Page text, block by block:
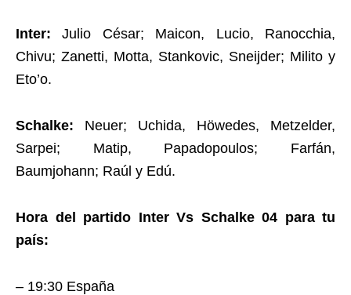
Inter: Julio César; Maicon, Lucio, Ranocchia,
Chivu; Zanetti, Motta, Stankovic, Sneijder; Milito y
Eto’o.
Schalke: Neuer; Uchida, Höwedes, Metzelder,
Sarpei; Matip, Papadopoulos; Farfán,
Baumjohann; Raúl y Edú.
Hora del partido Inter Vs Schalke 04 para tu
país:
– 19:30 España